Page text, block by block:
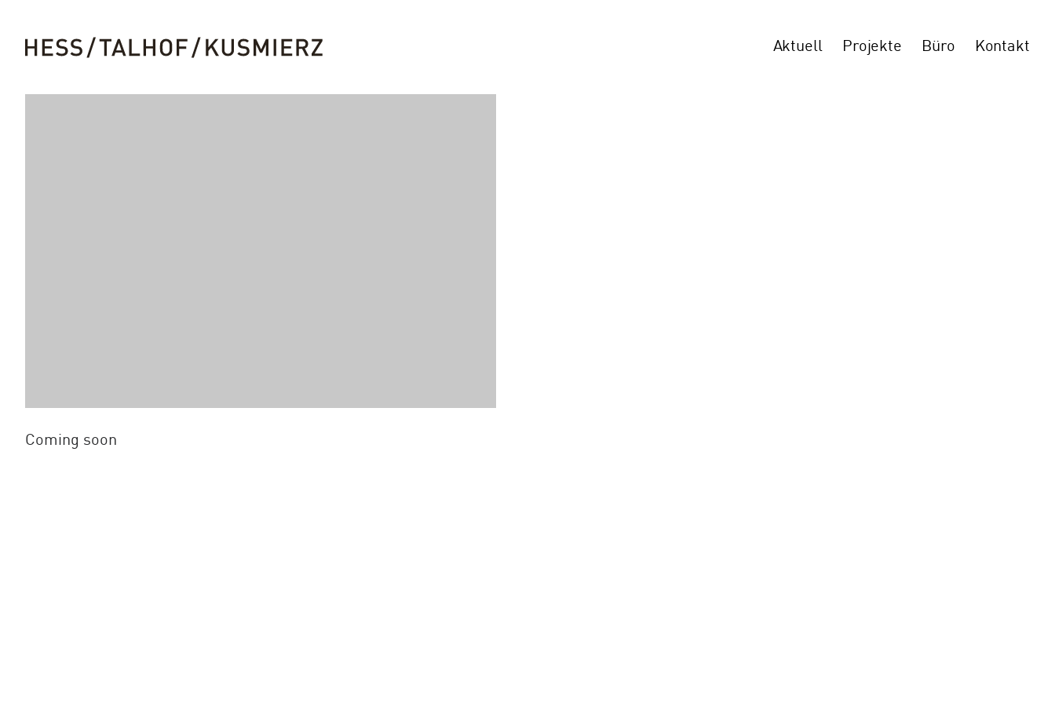
Aktuell Projekte Büro Kontakt
Coming soon